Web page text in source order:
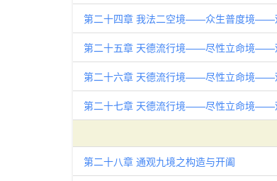
第二十四章 我法二空境——众生普度境——
第二十五章 天德流行境——尽性立命境——
第二十六章 天德流行境——尽性立命境——
第二十七章 天德流行境——尽性立命境——
第二十八章 通观九境之构造与开阖